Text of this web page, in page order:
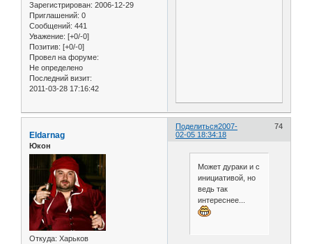
Зарегистрирован: 2006-12-29
Приглашений: 0
Сообщений: 441
Уважение: [+0/-0]
Позитив: [+0/-0]
Провел на форуме:
Не определено
Последний визит:
2011-03-28 17:16:42
Поделиться 74
2007-
02-05 18:34:18
Eldarnag
Юкон
Откуда: Харьков
Может дураки и с
инициативой, но
ведь так
интереснее...